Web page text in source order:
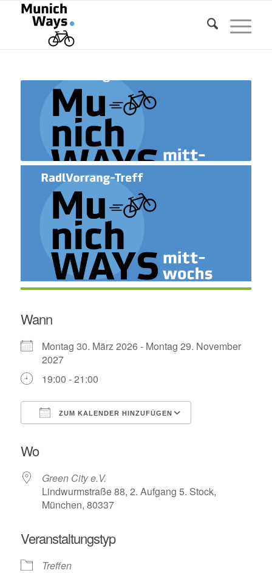
Wann
Montag 30. März 2026 - Montag 29. November
2027
19:00 - 21:00
ZUM KALENDER HINZUFÜGEN
Wo
Green City e.V.
Lindwurmstraße 88, 2. Aufgang 5. Stock,
München, 80337
Veranstaltungstyp
Treffen